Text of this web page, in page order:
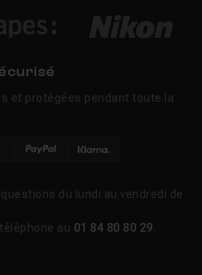
et protégées pendant toute la
du lundi au vendredi de
au 01 84 80 80 29